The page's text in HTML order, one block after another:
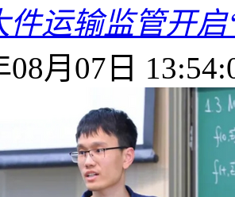
件运输监管开
08月07日